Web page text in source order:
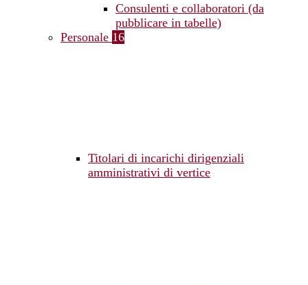
Consulenti e collaboratori (da
pubblicare in tabelle)
Personale 16
Titolari di incarichi dirigenziali
amministrativi di vertice